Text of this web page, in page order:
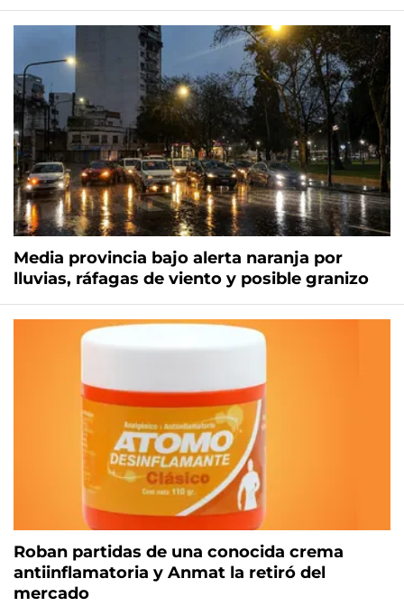
Media provincia bajo alerta naranja por
lluvias, ráfagas de viento y posible granizo
Roban partidas de una conocida crema
antiinflamatoria y Anmat la retiró del
mercado